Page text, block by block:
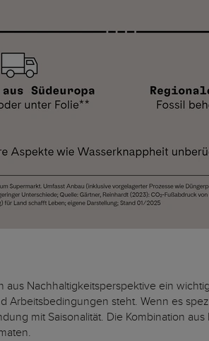
aus Nachhaltigkeitsperspektive ein
Arbeitsbedingungen steht. Wenn es
mit Saisonalität. Die Kombination